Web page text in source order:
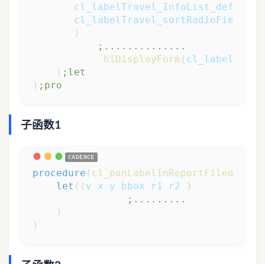
cl_labelTravel_InfoList_def
cl_labelTravel_sortRadioField2
)
;..............
hiDisplayForm (
) ;let
) ;pro
子函数1
procedure ( cl_panLabelInReportFiledCB
let ( ( v x y bbox r1 r2
)
;.........
)
)